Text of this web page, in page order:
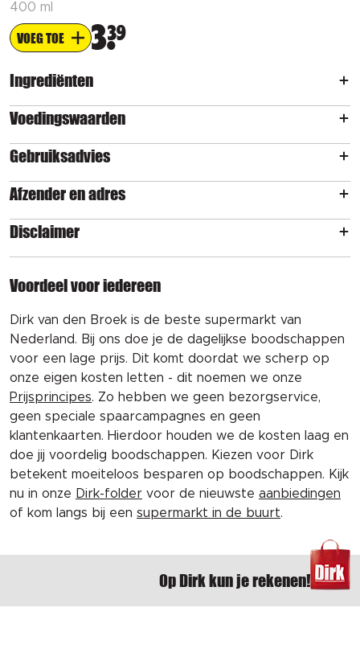
400 ml
VOEG TOE 339
Ingrediënten
Voedingswaarden
Gebruiksadvies
Afzender en adres
Disclaimer
Voordeel voor iedereen
Dirk van den Broek is de beste supermarkt van
Nederland. Bij ons doe je de dagelijkse boodschappen
voor een lage prijs. Dit komt doordat we scherp op
onze eigen kosten letten - dit noemen we onze
Prijsprincipes. Zo hebben we geen bezorgservice,
geen speciale spaarcampagnes en geen
klantenkaarten. Hierdoor houden we de kosten laag en
doe jij voordelig boodschappen. Kiezen voor Dirk
betekent moeiteloos besparen op boodschappen. Kijk
nu in onze Dirk-folder voor de nieuwste aanbiedingen
of kom langs bij een supermarkt in de buurt.
Op Dirk kun je rekenen!